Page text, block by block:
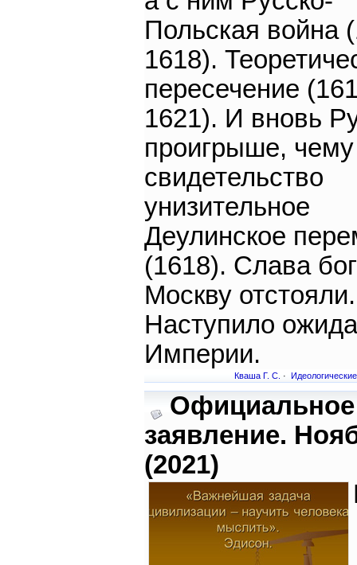
Польская война
1618).
пересечение
1621). И вновь
проигрыше, чему
свидетельство
унизительное
Деулинское
(1618). Слава
Москву отстояли.
Наступило
Империи.
Кваша Г. С. ·
Официальное
заявление.
(2021)